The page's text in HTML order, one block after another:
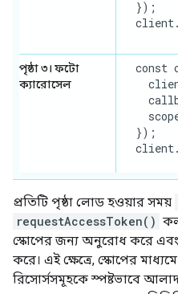
  });
পৃষ্ঠা ৩। ফটো
ক্যারোসেল
const
  });
প্রতিটি পৃষ্ঠা লোড হওয়ার সময়
requestAccessToken()
স্কোপের জন্য অনুরোধ করে এবং
করে। এই ক্ষেত্রে, স্কোপের
রিসোর্সসমূহকে স্পষ্টভাবে